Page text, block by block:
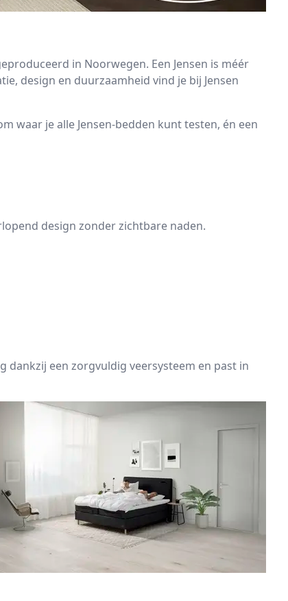
in Noorwegen. Een Jensen is méér
design en duurzaamheid vind je bij Jensen
waar je alle Jensen-bedden kunt testen, én een
design zonder zichtbare naden.
een zorgvuldig veersysteem en past in